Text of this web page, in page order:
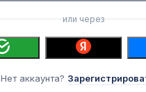
или через
Нет аккаунта?